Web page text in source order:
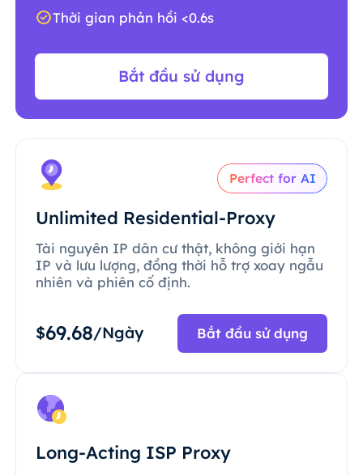
Thời gian phản hồi <0.6s
Bắt đầu sử dụng
Perfect for AI
Unlimited Residential-Proxy
Tài nguyên IP dân cư thật, không giới hạn
IP và lưu lượng, đồng thời hỗ trợ xoay ngẫu
nhiên và phiên cố định.
$69.68/Ngày Bắt đầu sử dụng
Long-Acting ISP Proxy